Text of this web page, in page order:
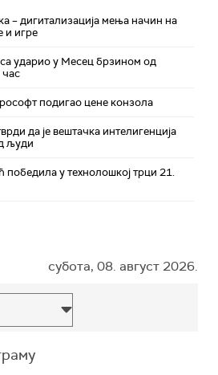
– дигитализација мења начин на
и игре
ударио у Месец брзином од
подигао цене конзола
да је вештачка интелигенција
људи
победила у технолошкој трци 21.
субота, 08. август 2026.